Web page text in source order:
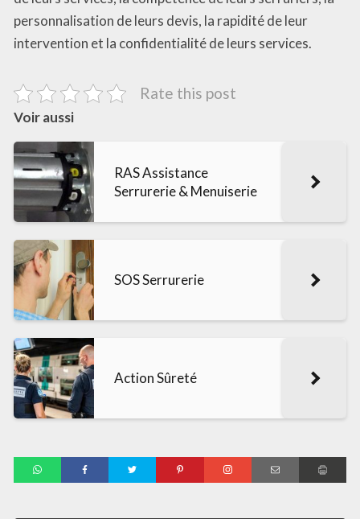
personnalisation de leurs devis, la rapidité de leur
intervention et la confidentialité de leurs services.
Rate this post
Voir aussi
RAS Assistance
Serrurerie & Menuiserie
SOS Serrurerie
Action Sûreté